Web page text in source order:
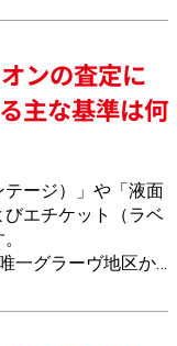
製品特性をもつか
ンの査定に
主な基準は何
ージ）」や「液面
エチケット（ラベ
一グラーヴ地区か
つ世界最高峰の資